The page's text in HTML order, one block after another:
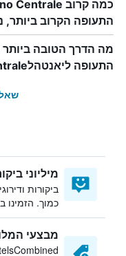
התעופה הקרוב
מה הדרך הטובה
התעופה ליאנטהלOstello Bello Milano Centrale?
מיליוני
ביקורות
כמוך.
מבצעי